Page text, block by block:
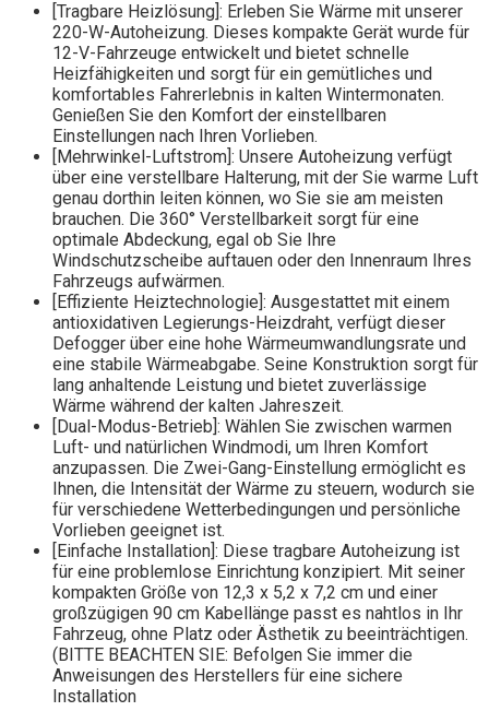
[Tragbare Heizlösung]: Erleben Sie Wärme mit unserer
220-W-Autoheizung. Dieses kompakte Gerät wurde für
12-V-Fahrzeuge entwickelt und bietet schnelle
Heizfähigkeiten und sorgt für ein gemütliches und
komfortables Fahrerlebnis in kalten Wintermonaten.
Genießen Sie den Komfort der einstellbaren
Einstellungen nach Ihren Vorlieben.
[Mehrwinkel-Luftstrom]: Unsere Autoheizung verfügt
über eine verstellbare Halterung, mit der Sie warme Luft
genau dorthin leiten können, wo Sie sie am meisten
brauchen. Die 360° Verstellbarkeit sorgt für eine
optimale Abdeckung, egal ob Sie Ihre
Windschutzscheibe auftauen oder den Innenraum Ihres
Fahrzeugs aufwärmen.
[Effiziente Heiztechnologie]: Ausgestattet mit einem
antioxidativen Legierungs-Heizdraht, verfügt dieser
Defogger über eine hohe Wärmeumwandlungsrate und
eine stabile Wärmeabgabe. Seine Konstruktion sorgt für
lang anhaltende Leistung und bietet zuverlässige
Wärme während der kalten Jahreszeit.
[Dual-Modus-Betrieb]: Wählen Sie zwischen warmen
Luft- und natürlichen Windmodi, um Ihren Komfort
anzupassen. Die Zwei-Gang-Einstellung ermöglicht es
Ihnen, die Intensität der Wärme zu steuern, wodurch sie
für verschiedene Wetterbedingungen und persönliche
Vorlieben geeignet ist.
[Einfache Installation]: Diese tragbare Autoheizung ist
für eine problemlose Einrichtung konzipiert. Mit seiner
kompakten Größe von 12,3 x 5,2 x 7,2 cm und einer
großzügigen 90 cm Kabellänge passt es nahtlos in Ihr
Fahrzeug, ohne Platz oder Ästhetik zu beeinträchtigen.
(BITTE BEACHTEN SIE: Befolgen Sie immer die
Anweisungen des Herstellers für eine sichere
Installation